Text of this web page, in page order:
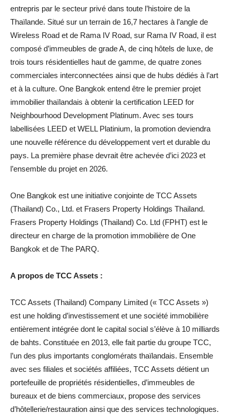
entrepris par le secteur privé dans toute l’histoire de la
Thaïlande. Situé sur un terrain de 16,7 hectares à l’angle de
Wireless Road et de Rama IV Road, sur Rama IV Road, il est
composé d’immeubles de grade A, de cinq hôtels de luxe, de
trois tours résidentielles haut de gamme, de quatre zones
commerciales interconnectées ainsi que de hubs dédiés à l’art
et à la culture. One Bangkok entend être le premier projet
immobilier thaïlandais à obtenir la certification LEED for
Neighbourhood Development Platinum. Avec ses tours
labellisées LEED et WELL Platinium, la promotion deviendra
une nouvelle référence du développement vert et durable du
pays. La première phase devrait être achevée d’ici 2023 et
l’ensemble du projet en 2026.
One Bangkok est une initiative conjointe de TCC Assets
(Thailand) Co., Ltd. et Frasers Property Holdings Thailand.
Frasers Property Holdings (Thailand) Co. Ltd (FPHT) est le
directeur en charge de la promotion immobilière de One
Bangkok et de The PARQ.
A propos de TCC Assets :
TCC Assets (Thailand) Company Limited (« TCC Assets »)
est une holding d’investissement et une société immobilière
entièrement intégrée dont le capital social s’élève à 10 milliards
de bahts. Constituée en 2013, elle fait partie du groupe TCC,
l’un des plus importants conglomérats thaïlandais. Ensemble
avec ses filiales et sociétés affiliées, TCC Assets détient un
portefeuille de propriétés résidentielles, d’immeubles de
bureaux et de biens commerciaux, propose des services
d’hôtellerie/restauration ainsi que des services technologiques.